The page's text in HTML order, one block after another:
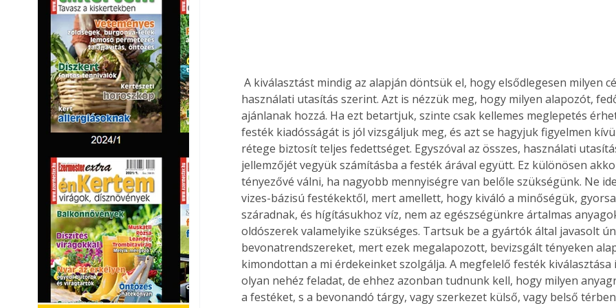
A kiválasztást mindig az alapján döntsük el, hogy elsődlegesen milyen célra ajánlják a
használati utasítás szerint. Azt is nézzük meg, hogy milyen alapozót,
ajánlanak hozzá. Ha ezt betartjuk, szinte csak kellemes meglepetés
festék kiadósságát is jól vizsgáljuk meg, és azt se hagyjuk figyelmen
rétege biztosít teljes fedettséget. Egyszóval az összes, használati
jellemzőjét vegyük számításba a festék árával együtt. Ez különösen
tényezővé válni, ha nagyobb mennyiségre van belőle szükségünk. Ne
vizes-bázisú festékektől, mert amellett, hogy kiváló a minőségük,
száradnak, és hígításukhoz víz, nem az egészségünkre ártalmas
oldószerek valamelyike szükséges. Tartsuk be a gyártók által javasolt
bevonatrendszereket, mert ezek megalapozott, bevizsgált tényeken
kimondottan a mi érdekeinket szolgálja. A megfelelő festék
olyan nehéz feladat, de ehhez azonban tudnunk kell, hogy milyen
a festéket, s a bevonandó tárgy, vagy szerkezet külső, vagy belső